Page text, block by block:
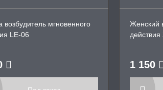
возбудитель мгновенного
LE-06
Женский
1 150